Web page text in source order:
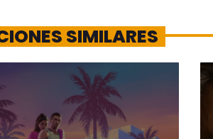
SIMILARES